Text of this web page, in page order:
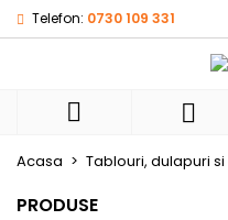
Telefon: 0730 109 331
 
Acasa Tablouri, dulapuri
PRODUSE
My wishlists
((title))
((label))
Autentificare
Ai nevoie sa fii
in lista de dorinte.